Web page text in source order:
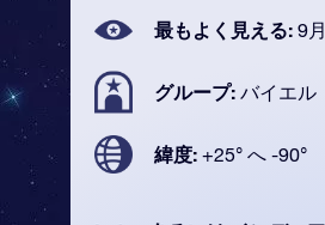
最もよく見える: 9月
グループ: バイエル
緯度: +25° へ -90°